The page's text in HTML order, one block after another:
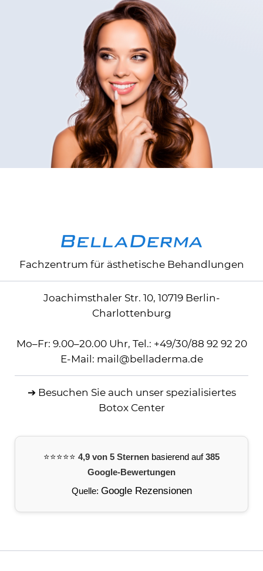
Fachzentrum für ästhetische Behandlungen
Joachimsthaler Str. 10, 10719 Berlin-
Charlottenburg
Mo–Fr: 9.00–20.00 Uhr, Tel.: +49/30/88 92 92 20
E-Mail: mail @belladerma.de
➔ Besuchen Sie auch unser spezialisiertes
Botox Center
⭐️⭐️⭐️⭐️⭐️ 4,9 von 5 Sternen basierend auf385
Google-Bewertungen
Quelle: Google Rezensionen